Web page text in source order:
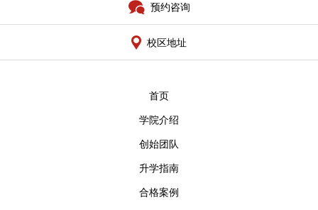
预约咨询
校区地址
首页
学院介绍
创始团队
升学指南
合格案例